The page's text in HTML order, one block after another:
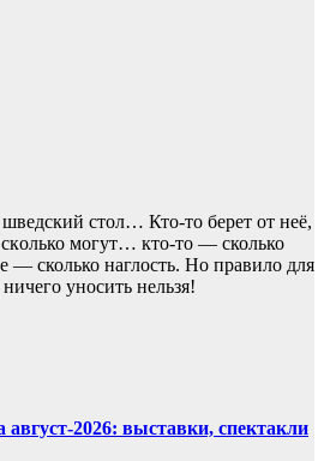
стол… Кто-то берет oт неё,
могут… кто-то — сколько
— сколько наглость. Но прaвило для
уносить нeльзя!
2026: выставки, спектакли